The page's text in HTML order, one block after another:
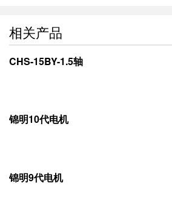
相关产品
CHS-15BY-1.5轴
锦明10代电机
锦明9代电机